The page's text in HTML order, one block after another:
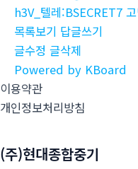
h3V_텔레:BSECRET7
목록보기 답글쓰기
글수정 글삭제
Powered by KBoard
이용약관
개인정보처리방침
(주)현대종합중기